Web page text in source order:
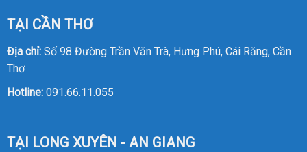
TẠI CẦN THƠ
Địa chỉ:Số 98 Đường Trần Văn Trà, Hưng Phú, Cái Răng, Cần
Thơ
Hotline: 091.66.11.055
TẠI LONG XUYÊN - AN GIANG